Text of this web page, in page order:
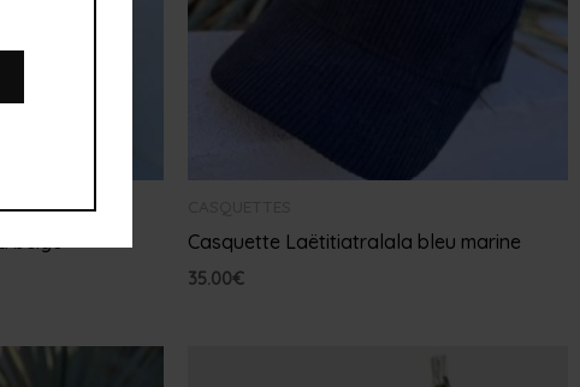
Casquette Laëtitiatralala bleu marine
35.00€